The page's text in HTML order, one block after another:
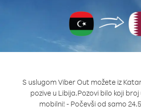
S uslugom Viber Out možete iz
pozive u Libija.Pozovi bilo koji
mobilni! - Počevši od samo